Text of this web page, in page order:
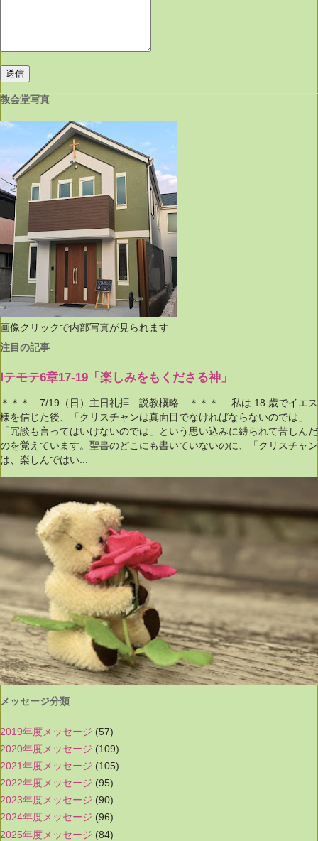
教会堂写真
画像クリックで内部写真が見られます
注目の記事
Ⅰテモテ6章17-19「楽しみをもくださる神」
＊＊＊ 7/19（日）主日礼拝 説教概略 ＊＊＊ 私は 18 歳でイエス
様を信じた後、「クリスチャンは真面目でなければならないのでは」
「冗談も言ってはいけないのでは」という思い込みに縛られて苦しんだ
のを覚えています。聖書のどこにも書いていないのに、「クリスチャン
は、楽しんではい...
メッセージ分類
2019年度メッセージ (57)
2020年度メッセージ (109)
2021年度メッセージ (105)
2022年度メッセージ (95)
2023年度メッセージ (90)
2024年度メッセージ (96)
2025年度メッセージ (84)